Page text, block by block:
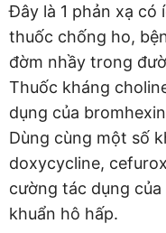
Đây là 1 phản xạ có
thuốc chống ho,
đờm nhầy trong
Thuốc kháng
dụng của
Dùng cùng một số
doxycycline,
cường tác dụng
khuẩn hô hấp.